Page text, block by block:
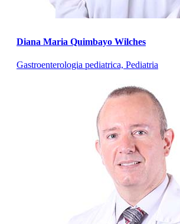
Diana Maria Quimbayo Wilches
Gastroenterologia pediatrica, Pediatria